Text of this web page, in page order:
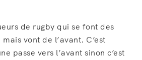
de rugby qui se font des
vont de l’avant. C’est
passe vers l’avant sinon c’est